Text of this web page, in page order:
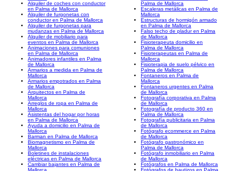
Alquiler de coches con conductor
en Palma de Mallorca
Alquiler de furgonetas con
conductor en Palma de Mallorca
Alquiler de furgonetas para
mudanzas en Palma de Mallorca
Alquiler de mobiliario para
eventos en Palma de Mallorca
Animaciones para comuniones
en Palma de Mallorca
Animadores infantiles en Palma
de Mallorca
Armarios a medida en Palma de
Mallorca
Armarios empotrados en Palma
de Mallorca
Arquitectos en Palma de
Mallorca
Arreglos de ropa en Palma de
Mallorca
Asistentas del hogar por horas
en Palma de Mallorca
Ayuda a domicilio en Palma de
Mallorca
Barman en Palma de Mallorca
Biomagnetismo en Palma de
Mallorca
Boletines de instalaciones
eléctricas en Palma de Mallorca
Cambiar bajantes en Palma de
Mallorca
Palma de Mallorca
Escaleras metálicas en Palma de
Mallorca
Estructuras de hormigón armado
en Palma de Mallorca
Falso techo de pladur en Palma
de Mallorca
Fisioterapeuta domicilio en
Palma de Mallorca
Fisioterapeutas en Palma de
Mallorca
Fisioterapia de suelo pélvico en
Palma de Mallorca
Fontaneros en Palma de
Mallorca
Fontaneros urgentes en Palma
de Mallorca
Fotografía corporativa en Palma
de Mallorca
Fotografía de producto 360 en
Palma de Mallorca
Fotografía publicitaria en Palma
de Mallorca
Fotógrafo ecommerce en Palma
de Mallorca
Fotógrafo gastronómico en
Palma de Mallorca
Fotógrafo inmobiliario en Palma
de Mallorca
Fotógrafos en Palma de Mallorca
Fotógrafos de bautizos en Palma